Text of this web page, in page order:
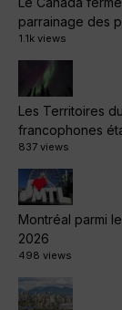
parrainage des
1.1k views
Les Territoires
francophones
837 views
Montréal parmi
2026
498 views